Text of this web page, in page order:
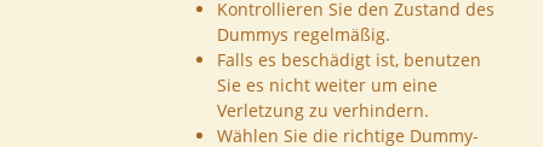
Kontrollieren Sie den Zustand des
Dummys regelmäßig.
Falls es beschädigt ist, benutzen
Sie es nicht weiter um eine
Verletzung zu verhindern.
Wählen Sie die richtige Dummy-